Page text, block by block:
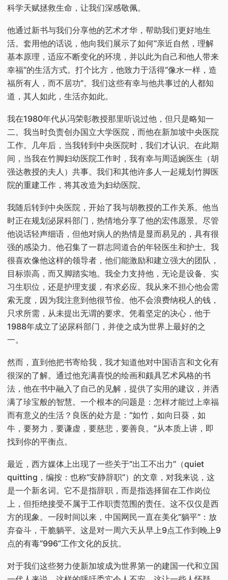
科学天赋拯救生命，让我们深感敬佩。
他通过新书与我们分享他的艺术才华，帮助我们更好地生
活。套用他的话说，他向我们展示了如何“亲近自然，理解
基本原理，适应不断变化的环境，并以此为自己和他人带来
幸福”的生活方式。打个比方，他致力于活得“像水一样，造
福所有人，而不居功”。我们这些有幸与他共事过的人都知
道，其人如此，生活亦如此。
我在1980年代从冯荣彰教授那里听说过他，但只是略知一
二。我当时负责创办国立大学医院，而他在新加坡中央医院
工作。几年后，当我转到中央医院时，我们才认识。在此期
间，当我在竹脚妇幼医院工作时，我有幸与周适婉医生（胡
强达教授的夫人）共事。我们和其他许多人一起规划竹脚医
院的重建工作，将其改造为妇幼医院。
我随后转到中央医院，开始了我与胡教授的工作关系。他当
时正在规划泌尿科部门，热情地分享了他的宏伟愿景。尽管
他说话轻声细语，但他对病人的热情是显而易见的，具有很
强的感染力。他召集了一群志同道合的年轻医生和护士。我
很喜欢像他这样的领导者，他们能激励和建立强大的团队，
目标崇高，而又脚踏实地。我全力支持他，无论是设备、实
习生职位，还是护理支援，有求必应。我从来不担心他会需
索无度，因为我注意到他很节俭。他不会浪费纳税人的钱，
只求所需，从未提出无谓的要求。凭着坚定的决心，他于
1988年成立了泌尿科部门，并使之成为世界上最好的之
一。
然而，直到他把书寄给我，我才知道他对中国语言和文化有
很深的了解。通过他充满喜悦的绘画和颇具艺术风格的书
法，他在书中融入了自己的见解，提供了实用的建议，并洒
满了珍宝般的智慧。一个根本的问题是：怎样才能过上幸福
而有意义的生活？良医的处方是：“如竹，如向日葵，如
牛，要努力，要谦虚，要慈悲，要善良。”从本质上讲，即
找到你的平衡点。
最近，西方媒体上出现了一些关于“出工不出力”（quiet
quitting，编按：也称“安静辞职”）的文章，对我来说，这
是一个新名词。它不是指辞职，而是指选择留在工作岗位
上，但拒绝接受不属于工作职责范围的责任。这不仅仅是西
方的现象。一段时间以来，中国网民一直在美化“躺平”：放
弃奋斗，干脆躺平。这是对一周六天从早上9点工作到晚上9
点的有毒“996”工作文化的反抗。
对于我们这些努力使新加坡成为世界第一的建国一代和立国